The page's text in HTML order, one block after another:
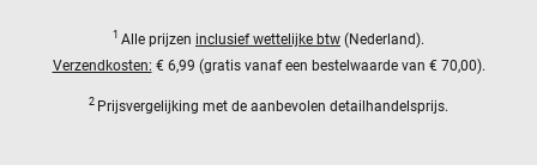
1 Alle prijzen inclusief wettelijke btw (Nederland).
Verzendkosten: € 6,99 (gratis vanaf een bestelwaarde van € 70,00).
2 Prijsvergelijking met de aanbevolen detailhandelsprijs.